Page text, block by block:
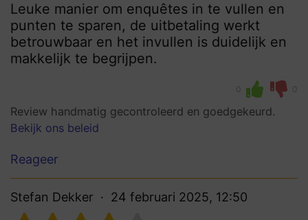
Leuke manier om enquêtes in te vullen en
punten te sparen, de uitbetaling werkt
betrouwbaar en het invullen is duidelijk en
makkelijk te begrijpen.
0 0
Review handmatig gecontroleerd en goedgekeurd.
Bekijk ons beleid
Reageer
Stefan Dekker 24 februari 2025, 12:50